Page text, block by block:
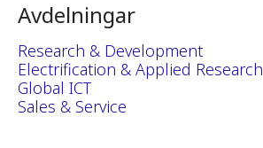
Avdelningar
Research & Development
Electrification & Applied Research
Global ICT
Sales & Service